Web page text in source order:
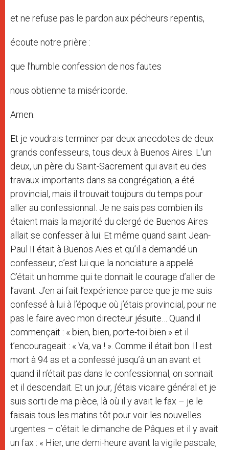
et ne refuse pas le pardon aux pécheurs repentis,
écoute notre prière :
que l’humble confession de nos fautes
nous obtienne ta miséricorde.
Amen.
Et je voudrais terminer par deux anecdotes de deux
grands confesseurs, tous deux à Buenos Aires. L’un
deux, un père du Saint-Sacrement qui avait eu des
travaux importants dans sa congrégation, a été
provincial, mais il trouvait toujours du temps pour
aller au confessionnal. Je ne sais pas combien ils
étaient mais la majorité du clergé de Buenos Aires
allait se confesser à lui. Et même quand saint Jean-
Paul II était à Buenos Aies et qu’il a demandé un
confesseur, c’est lui que la nonciature a appelé.
C’était un homme qui te donnait le courage d’aller de
l’avant. J’en ai fait l’expérience parce que je me suis
confessé à lui à l’époque où j’étais provincial, pour ne
pas le faire avec mon directeur jésuite… Quand il
commençait : « bien, bien, porte-toi bien » et il
t’encourageait : « Va, va ! ». Comme il était bon. Il est
mort à 94 as et a confessé jusqu’à un an avant et
quand il n’était pas dans le confessionnal, on sonnait
et il descendait. Et un jour, j’étais vicaire général et je
suis sorti de ma pièce, là où il y avait le fax – je le
faisais tous les matins tôt pour voir les nouvelles
urgentes – c’était le dimanche de Pâques et il y avait
un fax : « Hier, une demi-heure avant la vigile pascale,